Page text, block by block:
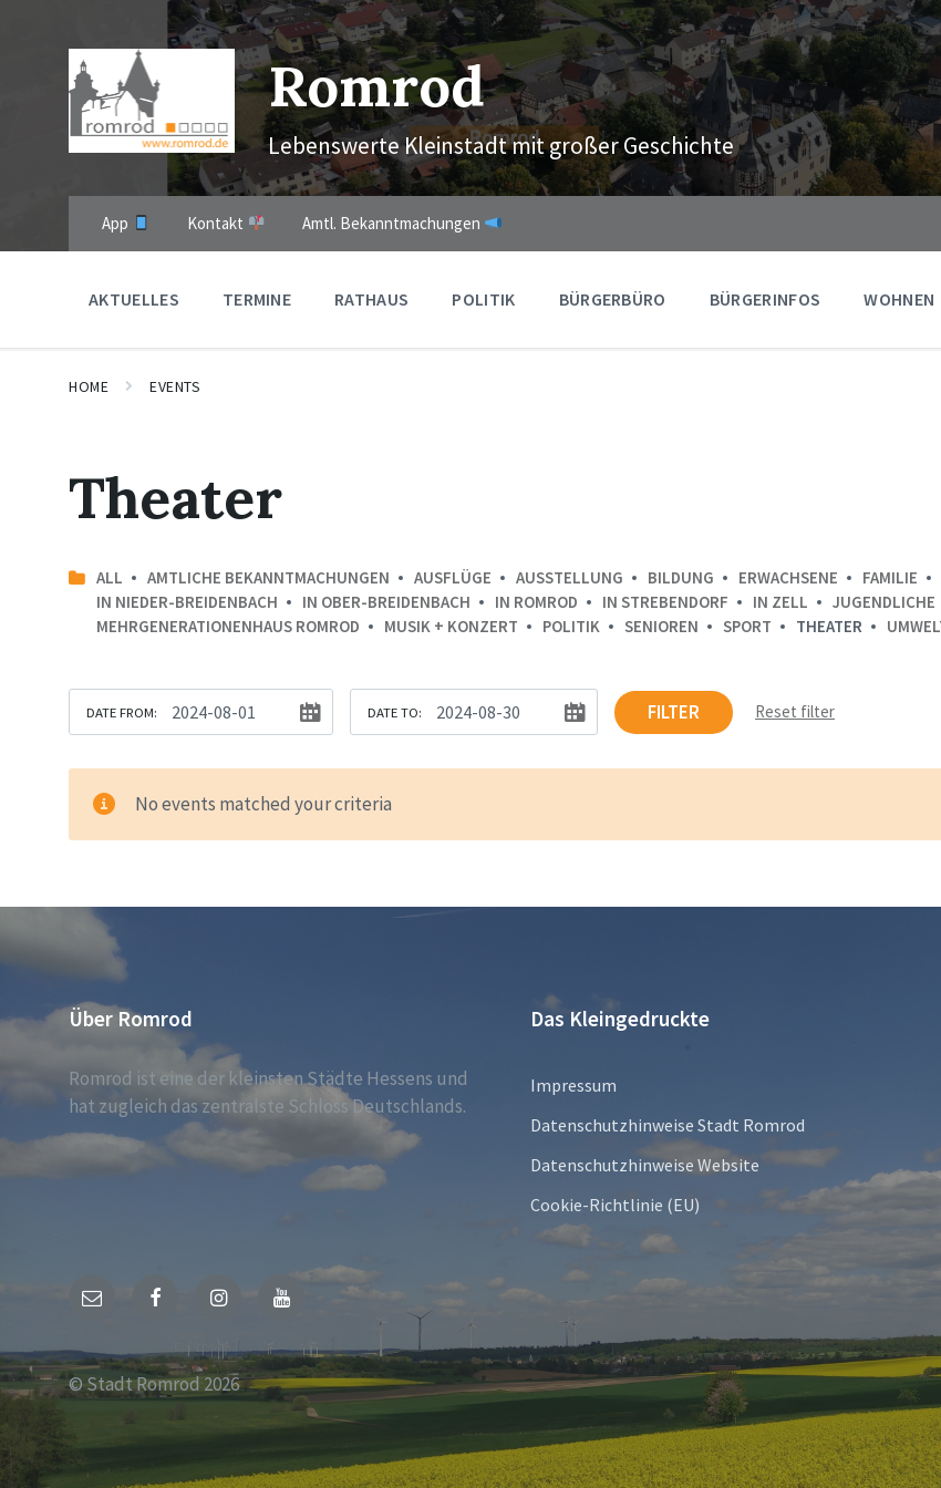
navigation
Romrod
Lebenswerte Kleinstadt mit großer Geschichte
App Kontakt Amtl. Bekanntmachungen
AKTUELLES TERMINE RATHAUS POLITIK BÜRGERBÜRO BÜRGERINFOS WOHNEN
HOME EVENTS
Theater
ALL AMTLICHE BEKANNTMACHUNGEN AUSFLÜGE AUSSTELLUNG BILDUNG ERWACHSENE FAMILIE
IN NIEDER-BREIDENBACH
IN OBER-BREIDENBACH IN ROMROD IN STREBENDORF IN ZELL JUGENDLICHE
MEHRGENERATIONENHAUS ROMROD
MUSIK + KONZERT POLITIK SENIOREN SPORT THEATER
DATE FROM: DATE TO: FILTER Reset filter
No events matched your criteria
Über Romrod
Romrod ist eine der kleinsten Städte Hessens und
hat zugleich das zentralste Schloss Deutschlands.
Das Kleingedruckte
Impressum
Datenschutzhinweise Stadt Romrod
Datenschutzhinweise Website
Cookie-Richtlinie (EU)
E- FacebookInstagramYouTube
© Stadt Romrod 2026